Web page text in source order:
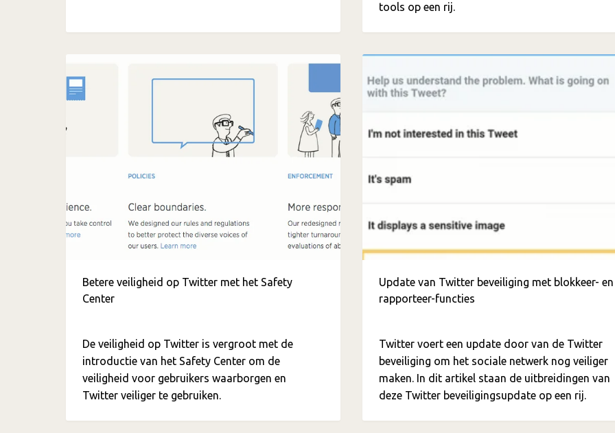
tools op een rij.
Betere veiligheid op Twitter met het Safety
Center
De veiligheid op Twitter is vergroot met de
introductie van het Safety Center om de
veiligheid voor gebruikers waarborgen en
Twitter veiliger te gebruiken.
Update van Twitter beveiliging met blokkeer- en
rapporteer-functies
Twitter voert een update door van de Twitter
beveiliging om het sociale netwerk nog veiliger
maken. In dit artikel staan de uitbreidingen van
deze Twitter beveiligingsupdate op een rij.